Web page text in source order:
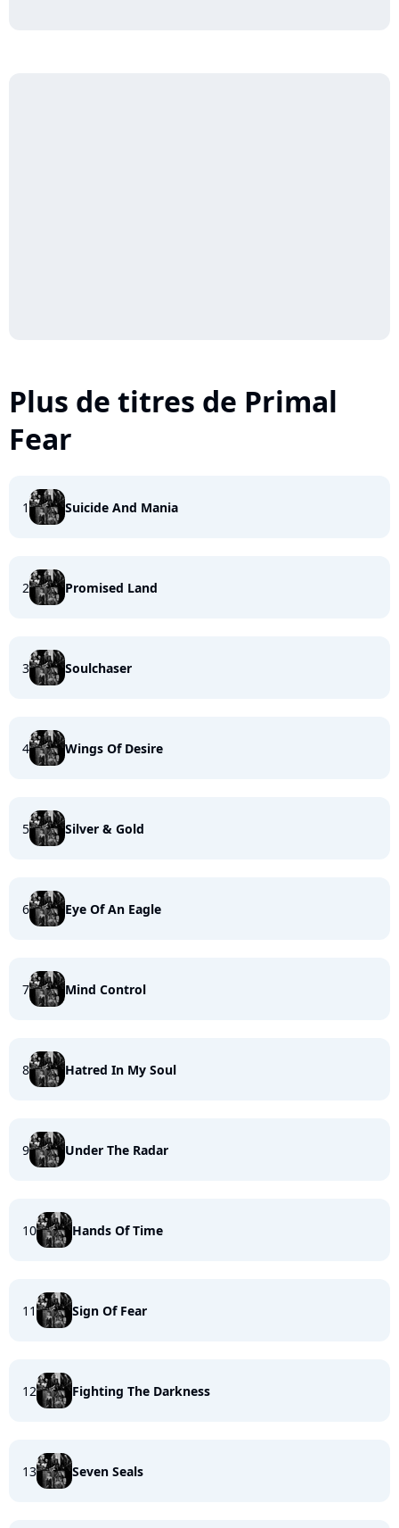
Plus de titres de Primal
Fear
1 Suicide And Mania
2 Promised Land
3 Soulchaser
4 Wings Of Desire
5 Silver & Gold
6 Eye Of An Eagle
7 Mind Control
8 Hatred In My Soul
9 Under The Radar
10 Hands Of Time
11 Sign Of Fear
12 Fighting The Darkness
13 Seven Seals